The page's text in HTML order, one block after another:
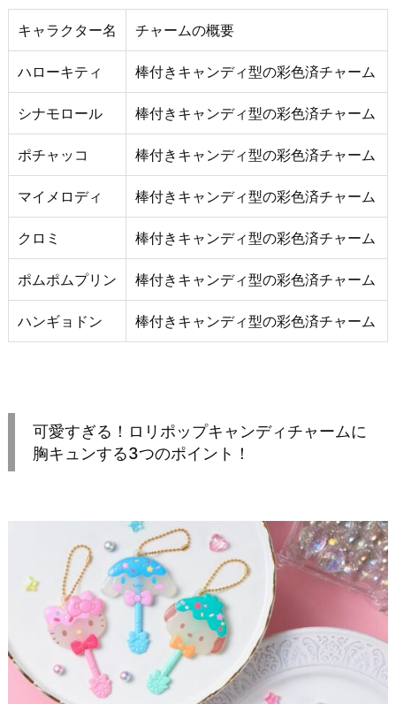
キャラクター名 チャームの概要
ハローキティ 棒付きキャンディ型の彩色済チャーム
シナモロール 棒付きキャンディ型の彩色済チャーム
ポチャッコ 棒付きキャンディ型の彩色済チャーム
マイメロディ 棒付きキャンディ型の彩色済チャーム
クロミ 棒付きキャンディ型の彩色済チャーム
ポムポムプリン 棒付きキャンディ型の彩色済チャーム
ハンギョドン 棒付きキャンディ型の彩色済チャーム
可愛すぎる！ロリポップキャンディチャームに
胸キュンする3つのポイント！